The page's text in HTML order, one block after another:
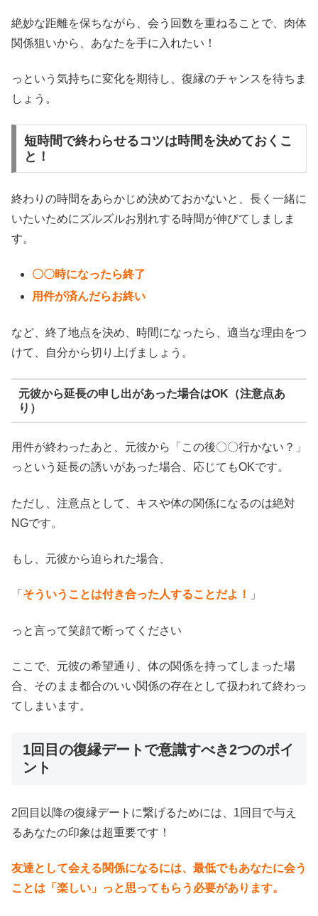
絶妙な距離を保ちながら、会う回数を重ねることで、肉体
関係狙いから、あなたを手に入れたい！
っという気持ちに変化を期待し、復縁のチャンスを待ちま
しょう。
短時間で終わらせるコツは時間を決めておくこ
と！
終わりの時間をあらかじめ決めておかないと、長く一緒に
いたいためにズルズルお別れする時間が伸びてしましま
す。
〇〇時になったら終了
用件が済んだらお終い
など、終了地点を決め、時間になったら、適当な理由をつ
けて、自分から切り上げましょう。
元彼から延長の申し出があった場合はOK（注意点あ
り）
用件が終わったあと、元彼から「この後〇〇行かない？」
っという延長の誘いがあった場合、応じてもOKです。
ただし、注意点として、キスや体の関係になるのは絶対
NGです。
もし、元彼から迫られた場合、
「 そういうことは付き合った人することだよ！ 」
っと言って笑顔で断ってください
ここで、元彼の希望通り、体の関係を持ってしまった場
合、そのまま都合のいい関係の存在として扱われて終わっ
てしまいます。
1回目の復縁デートで意識すべき2つのポイ
ント
2回目以降の復縁デートに繋げるためには、1回目で与え
るあなたの印象は超重要です！
友達として会える関係になるには、最低でもあなたに会う
ことは「楽しい」っと思ってもらう必要があります。